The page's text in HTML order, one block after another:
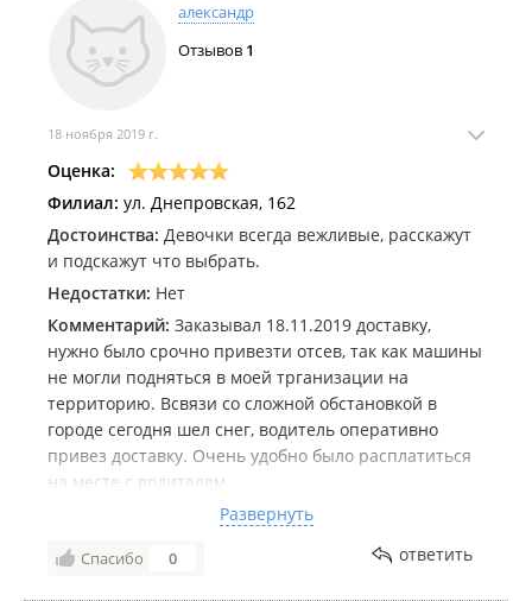
александр
Отзывов 1
18 ноября 2019 г.
Оценка:
Филиал: ул. Днепровская, 162
Достоинства: Девочки всегда вежливые, расскажут
и подскажут что выбрать.
Недостатки: Нет
Комментарий: Заказывал 18.11.2019 доставку,
нужно было срочно привезти отсев, так как машины
не могли подняться в моей трганизации на
территорию. Всвязи со сложной обстановкой в
городе сегодня шел снег, водитель оперативно
привез доставку. Очень удобно было расплатиться
на месте с водителем.
Будем ещё обращаться в эту организацию по мере
Развернуть
Спасибо 0 ответить